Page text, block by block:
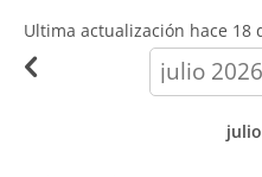
Ultima actualización hace 18
calendar-
month